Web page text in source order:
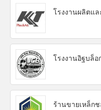
โรงงานผลิตแ
โรงงานอิฐบล็อ
ร้านขายเหล็ก